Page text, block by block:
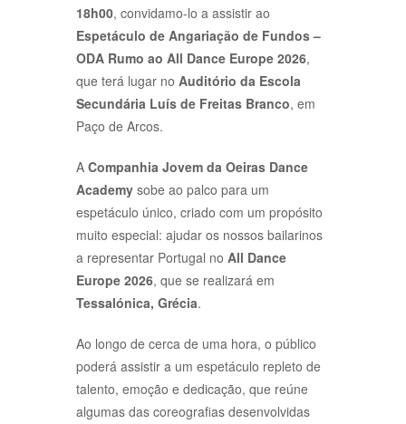
18h00, convidamo-lo a assistir ao
Espetáculo de Angariação de Fundos –
ODA Rumo ao All Dance Europe 2026,
que terá lugar no Auditório da Escola
Secundária Luís de Freitas Branco, em
Paço de Arcos.
A Companhia Jovem da Oeiras Dance
Academy sobe ao palco para um
espetáculo único, criado com um propósito
muito especial: ajudar os nossos bailarinos
a representar Portugal no All Dance
Europe 2026, que se realizará em
Tessalónica, Grécia.
Ao longo de cerca de uma hora, o público
poderá assistir a um espetáculo repleto de
talento, emoção e dedicação, que reúne
algumas das coreografias desenvolvidas